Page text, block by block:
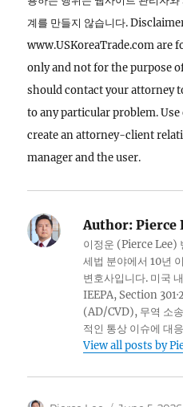
계를 만들지 않습니다.
www.USKoreaTrade.com are
only and not for the purpose
should contact your attorney
to any particular problem.
create an attorney-client
manager and the user.
Author: Pierce
이정운 (Pierce Lee)
세법 분야에서 10년
변호사입니다. 미국
IEEPA, Section
(AD/CVD), 무역 소
적인 통상 이슈에 대
View all posts by